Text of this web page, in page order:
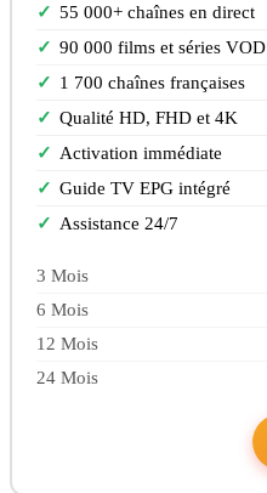
55 000+ chaînes en direct
90 000 films et séries VOD
1 700 chaînes françaises
Qualité HD, FHD et 4K
Activation immédiate
Guide TV EPG intégré
Assistance 24/7
3 Mois
6 Mois
12 Mois
24 Mois